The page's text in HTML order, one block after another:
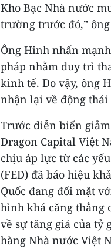
Kho Bạc Nhà nước
trường trước đó,”
Ông Hinh nhấn
pháp nhằm duy trì
kinh tế. Do vậy, ông
nhận lại về động
Trước diễn biến
Dragon Capital Việt
chịu áp lực từ các
(FED) đã báo hiệu
Quốc đang đối mặt
hình khá căng thẳng
về sự tăng giá của tỷ
hàng Nhà nước Việt